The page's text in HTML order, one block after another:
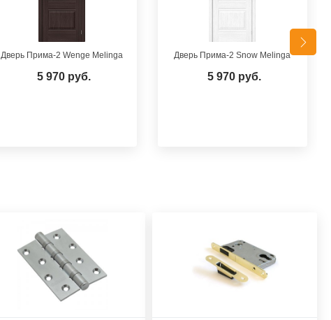
Дверь Прима-2 Wenge Melinga
5 970 руб.
Дверь Прима-2 Snow Melinga
5 970 руб.